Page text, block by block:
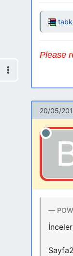
Please
20/05/